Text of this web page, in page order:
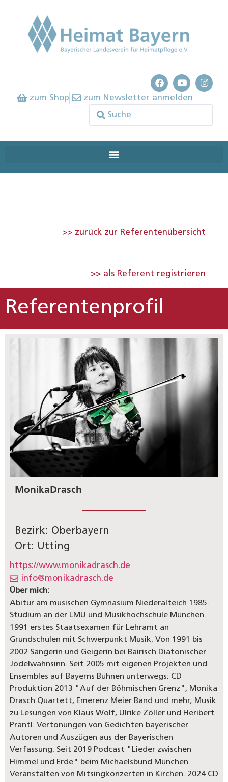
zum Shop zum Newsletter anmelden
>> zurück zur Referentenübersicht
>> als Referent registrieren
Referentenprofil
Monika Drasch
Bezirk: Oberbayern
Ort: Utting
https://www.monikadrasch.de
info@monikadrasch.de
Über mich:
Abitur am musischen Gymnasium Niederalteich 1985.
Studium an der LMU und Musikhochschule München.
1991 erstes Staatsexamen für Lehramt an
Grundschulen mit Schwerpunkt Musik. Von 1991 bis
2002 Sängerin und Geigerin bei Bairisch Diatonischer
Jodelwahnsinn. Seit 2005 mit eigenen Projekten und
Ensembles auf Bayerns Bühnen unterwegs: CD
Produktion 2013 "Auf der Böhmischen Grenz", Monika
Drasch Quartett, Emerenz Meier Band und mehr; Musik
zu Lesungen von Klaus Wolf, Ulrike Zöller und Heribert
Prantl. Vertonungen von Gedichten bayerischer
Autoren und Auszügen aus der Bayerischen
Verfassung. Seit 2019 Podcast "Lieder zwischen
Himmel und Erde" beim Michaelsbund München.
Veranstalten von Mitsingkonzerten in Kirchen. 2024 CD